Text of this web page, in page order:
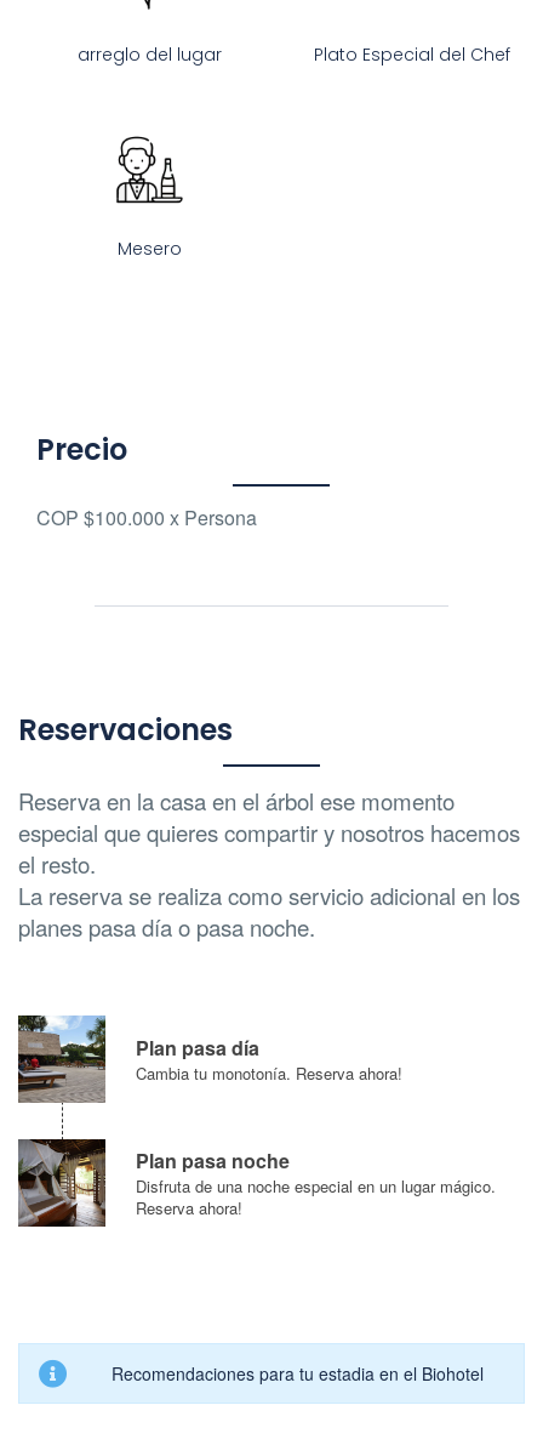
arreglo del lugar Plato Especial del Chef
Mesero
Precio
COP $100.000 x Persona
Reservaciones
Reserva en la casa en el árbol ese momento
especial que quieres compartir y nosotros hacemos
el resto.
La reserva se realiza como servicio adicional en los
planes pasa día o pasa noche.
Plan pasa día
Cambia tu monotonía. Reserva ahora!
Plan pasa noche
Disfruta de una noche especial en un lugar mágico.
Reserva ahora!
Recomendaciones para tu estadia en el Biohotel